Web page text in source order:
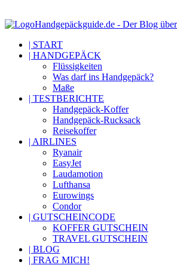
Handgepäckguide.de - Der Blog
| START
| HANDGEPÄCK
Flüssigkeiten
Was darf ins Handgepäck?
Maße
| TESTBERICHTE
Handgepäck-Koffer
Handgepäck-Rucksack
Reisekoffer
| AIRLINES
Ryanair
EasyJet
Laudamotion
Lufthansa
Eurowings
Condor
| GUTSCHEINCODE
KOFFER GUTSCHEIN
TRAVEL GUTSCHEIN
| BLOG
| FRAG MICH!